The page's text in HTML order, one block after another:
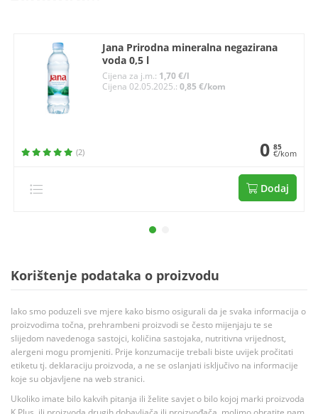
Jana Prirodna mineralna negazirana
voda 0,5 l
Cijena za j.m.: 1,70 €/l
Cijena 02.05.2025.: 0,85 €/kom
(2) 0 85
€/kom
Dodaj
Korištenje podataka o proizvodu
Iako smo poduzeli sve mjere kako bismo osigurali da je svaka informacija o
proizvodima točna, prehrambeni proizvodi se često mijenjaju te se
slijedom navedenoga sastojci, količina sastojaka, nutritivna vrijednost,
alergeni mogu promjeniti. Prije konzumacije trebali biste uvijek pročitati
etiketu tj. deklaraciju proizvoda, a ne se oslanjati isključivo na informacije
koje su objavljene na web stranici.
Ukoliko imate bilo kakvih pitanja ili želite savjet o bilo kojoj marki proizvoda